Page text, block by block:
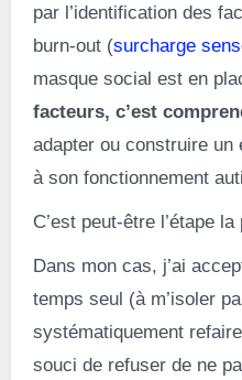
par l’identification des
burn-out (surcharge
masque social est en
facteurs, c’est
adapter ou construire un
à son fonctionnement
C’est peut-être l’étape
Dans mon cas, j’ai
temps seul (à m’isoler
systématiquement
souci de refuser de ne